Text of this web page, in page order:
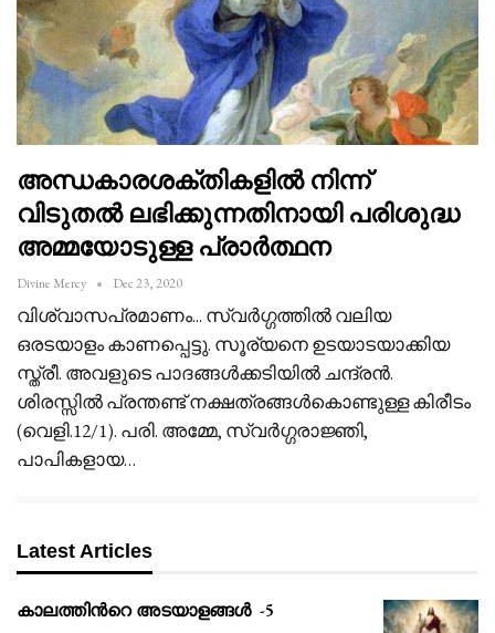
അന്ധകാരശക്തികളിൽ നിന്ന്
വിടുതൽ ലഭിക്കുന്നതിനായി പരിശുദ്ധ
അമ്മയോടുള്ള പ്രാർത്ഥന
Divine Mercy Dec 23, 2020
വിശ്വാസപ്രമാണം... സ്വർഗ്ഗത്തിൽ വലിയ
ഒരടയാളം കാണപ്പെട്ടു. സൂര്യനെ ഉടയാടയാക്കിയ
സ്ത്രീ. അവളുടെ പാദങ്ങൾക്കടിയിൽ ചന്ദ്രൻ.
ശിരസ്സിൽ പ്രന്തണ്ട് നക്ഷത്രങ്ങൾകൊണ്ടുള്ള കിരീടം
(വെളി.12/1). പരി. അമ്മേ, സ്വർഗ്ഗരാജ്ഞി,
പാപികളായ…
Latest Articles
കാലത്തിൻറെ അടയാളങ്ങൾ -5